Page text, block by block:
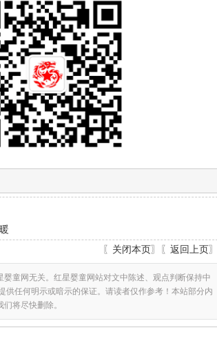
〖 关闭本页〗〖 返回上页
童网无关。红星婴童网站对文中陈述、观点判断保持中
供任何明示或暗示的保证。请读者仅作参考！本站部分内
将尽快删除。